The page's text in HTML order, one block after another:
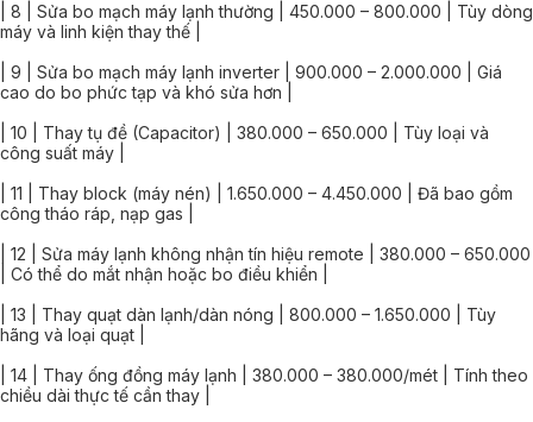
| 8 | Sửa bo mạch máy lạnh thường | 450.000 – 800.000 | Tùy dòng
máy và linh kiện thay thế |
| 9 | Sửa bo mạch máy lạnh inverter | 900.000 – 2.000.000 | Giá
cao do bo phức tạp và khó sửa hơn |
| 10 | Thay tụ đề (Capacitor) | 380.000 – 650.000 | Tùy loại và
công suất máy |
| 11 | Thay block (máy nén) | 1.650.000 – 4.450.000 | Đã bao gồm
công tháo ráp, nạp gas |
| 12 | Sửa máy lạnh không nhận tín hiệu remote | 380.000 – 650.000
| Có thể do mắt nhận hoặc bo điều khiển |
| 13 | Thay quạt dàn lạnh/dàn nóng | 800.000 – 1.650.000 | Tùy
hãng và loại quạt |
| 14 | Thay ống đồng máy lạnh | 380.000 – 380.000/mét | Tính theo
chiều dài thực tế cần thay |